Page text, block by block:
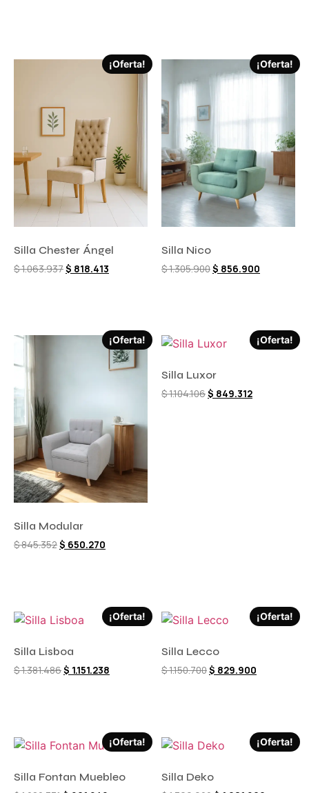
¡Oferta!
Silla Chester Ángel
$1.063.937$ 818.413
¡Oferta!
Silla Nico
$1.305.900$ 856.900
¡Oferta!
Silla Modular
$845.352$ 650.270
¡Oferta!
Silla Luxor
$1.104.106$ 849.312
¡Oferta!
Silla Lisboa
$1.381.486$ 1.151.238
¡Oferta!
Silla Lecco
$1.150.700$ 829.900
¡Oferta!
Silla Fontan Muebleo
¡Oferta!
Silla Deko